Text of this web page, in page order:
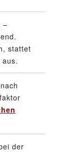
–
stattet
der